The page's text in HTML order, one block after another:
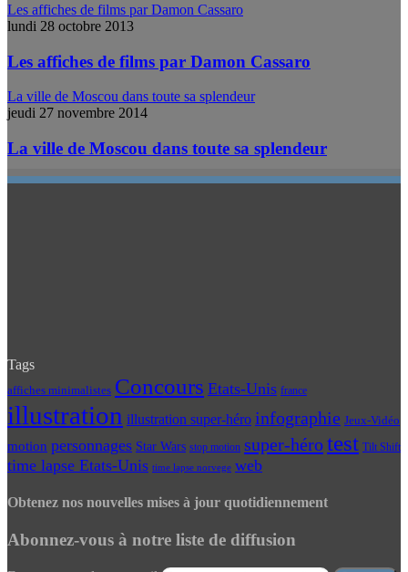
Les affiches de films par Damon Cassaro
lundi 28 octobre 2013
Les affiches de films par Damon Cassaro
La ville de Moscou dans toute sa splendeur
jeudi 27 novembre 2014
La ville de Moscou dans toute sa splendeur
Tags
affiches minimalistes Concours Etats-Unis france
illustration illustration super-héro infographie Jeux-Vidéo
motion personnages Star Wars stop motion super-hérotest Tilt Shift
time lapse Etats-Unis time lapse norvege web
Obtenez nos nouvelles mises à jour quotidiennement
Abonnez-vous à notre liste de diffusion